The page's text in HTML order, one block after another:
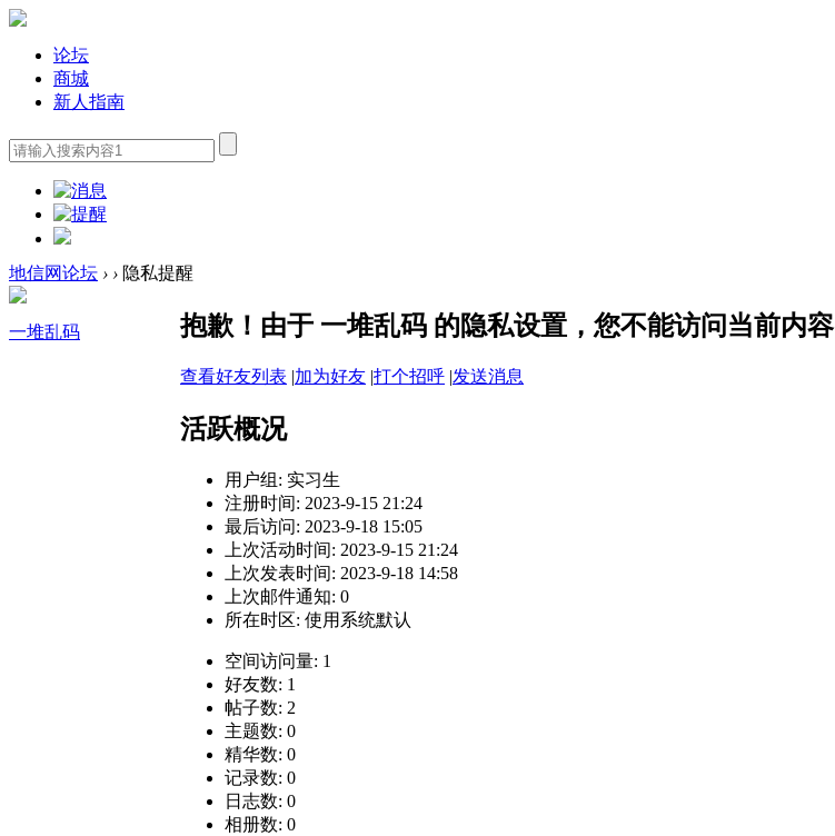
论坛
商城
新人指南
地信网论坛 › › 隐私提醒
一堆乱码 抱歉！由于 一堆乱码 的隐私设置，您不能访问当前内容
查看好友列表 |加为好友 |打个招呼 |发送消息
活跃概况
用户组: 实习生
注册时间: 2023-9-15 21:24
最后访问: 2023-9-18 15:05
上次活动时间: 2023-9-15 21:24
上次发表时间: 2023-9-18 14:58
上次邮件通知: 0
所在时区: 使用系统默认
空间访问量: 1
好友数: 1
帖子数: 2
主题数: 0
精华数: 0
记录数: 0
日志数: 0
相册数: 0